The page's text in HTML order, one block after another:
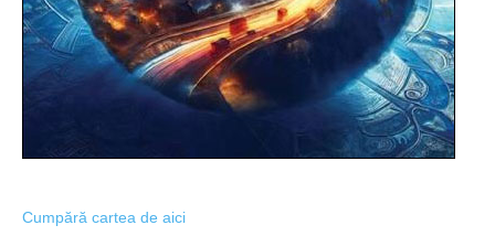
Cumpără cartea de aici